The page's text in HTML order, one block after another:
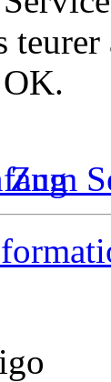
Zum